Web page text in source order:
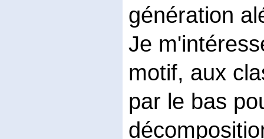
génération
Je
motif, aux
par le bas